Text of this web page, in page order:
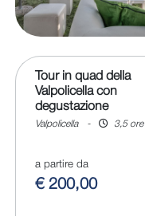
Tour in quad della
Valpolicella con
degustazione
Valpolicella - 3,5 ore
a partire da
€ 200,00